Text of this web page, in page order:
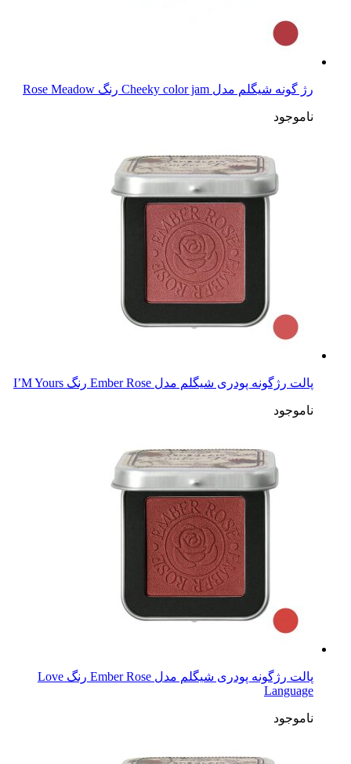
رژ گونه شیگلم مدل Cheeky color jam رنگ Rose Meadow
ناموجود
پالت رژگونه پودری شیگلم مدل Ember Rose رنگ I’M Yours
ناموجود
پالت رژگونه پودری شیگلم مدل Ember Rose رنگ Love
Language
ناموجود